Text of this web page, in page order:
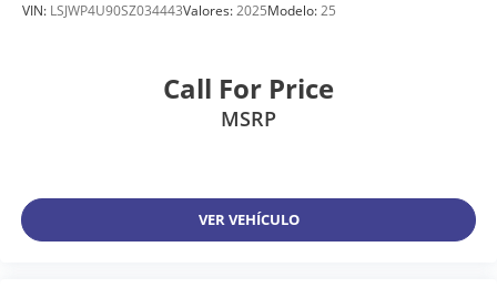
VIN: LSJWP4U90SZ034443Valores:2025Modelo:25
Call For Price
MSRP
VER VEHÍCULO